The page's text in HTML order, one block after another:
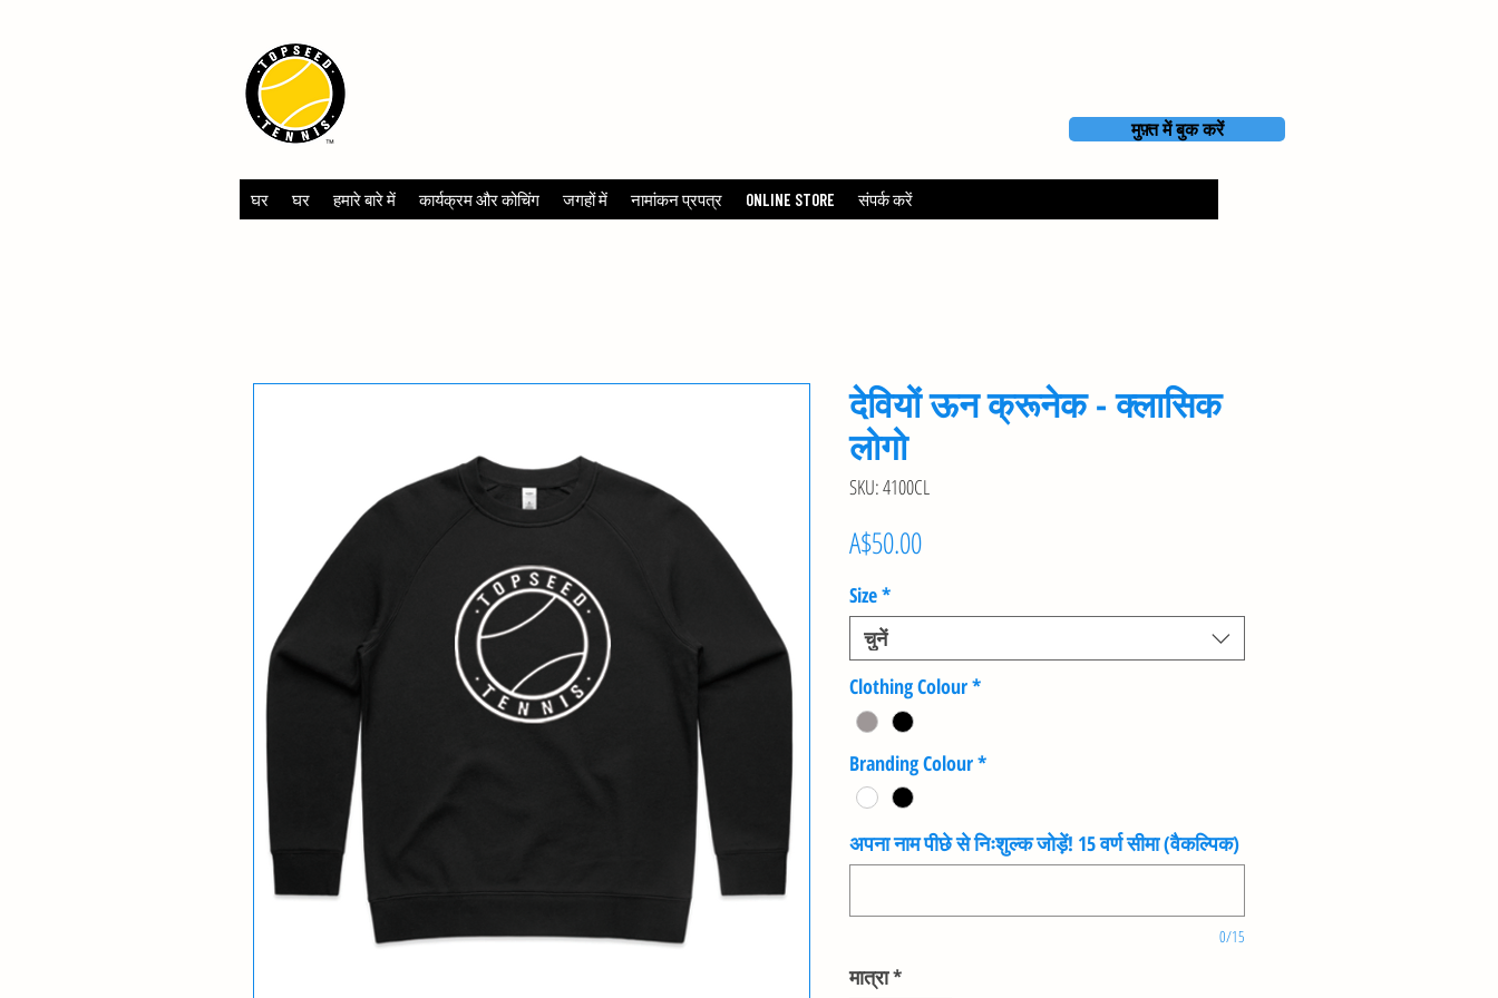
मुफ़्त में बुक करें
घर घर हमारे बारे में कार्यक्रम और कोचिंग जगहों में नामांकन प्रपत्र ONLINE STORE संपर्क करें
देवियों ऊन क्रूनेक - क्लासिक
लोगो
SKU: 4100CL
A$50.00मूल्य
Size*
चुनें
Clothing Colour*
Branding Colour*
अपना नाम पीछे से निःशुल्क जोड़ें! 15 वर्ण सीमा (वैकल्पिक)
0/15
मात्रा*